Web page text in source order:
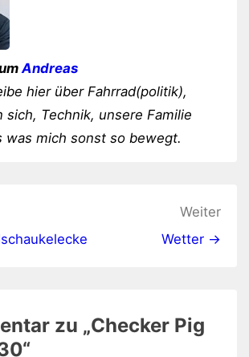
Andreas
hier über Fahrrad(politik),
sich, Technik, unsere Familie
was mich sonst so bewegt.
Weiter
Wetter →
zu „Checker Pig
“